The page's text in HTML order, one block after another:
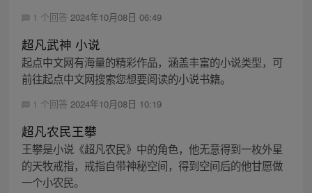
1 个回答 2024年10月08日 06:49
超凡武神 小说
起点中文网有海量的精彩作品，涵盖丰富的小说类型，可
前往起点中文网搜索您想要阅读的小说书籍。
1 个回答 2024年10月08日 10:19
超凡农民王攀
王攀是小说《超凡农民》中的角色，他无意得到一枚外星
的天牧戒指，戒指自带神秘空间，得到空间后的他甘愿做
一个小农民。